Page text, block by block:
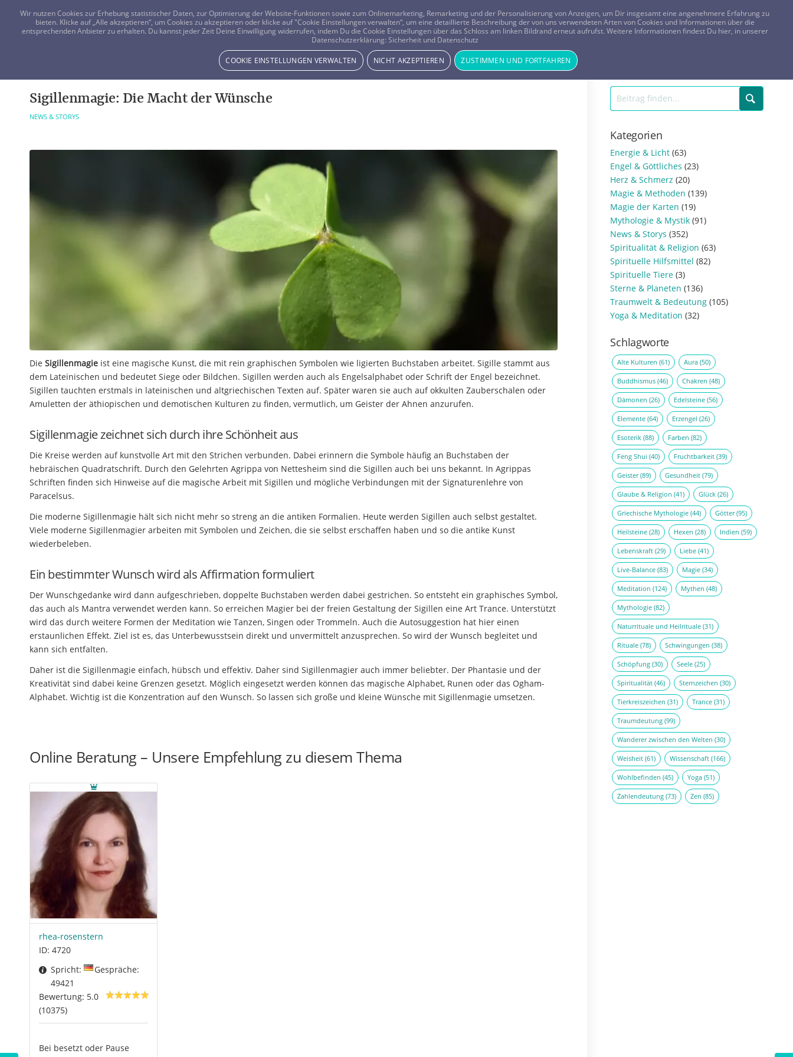
FRAGEN? KOSTENLOS ANRUFEN: 0800-8478266
Beratung Horoskope Tageskarte Magazin ANMELDEN REGISTRIEREN
Sigillenmagie: Die Macht der Wünsche
NEWS & STORYS
Die Sigillenmagie ist eine magische Kunst, die mit rein graphischen Symbolen wie ligierten Buchstaben arbeitet. Sigille stammt aus
dem Lateinischen und bedeutet Siege oder Bildchen. Sigillen werden auch als Engelsalphabet oder Schrift der Engel bezeichnet.
Sigillen tauchten erstmals in lateinischen und altgriechischen Texten auf. Später waren sie auch auf okkulten Zauberschalen oder
Amuletten der äthiopischen und demotischen Kulturen zu finden, vermutlich, um Geister der Ahnen anzurufen.
Sigillenmagie zeichnet sich durch ihre Schönheit aus
Die Kreise werden auf kunstvolle Art mit den Strichen verbunden. Dabei erinnern die Symbole häufig an Buchstaben der
hebräischen Quadratschrift. Durch den Gelehrten Agrippa von Nettesheim sind die Sigillen auch bei uns bekannt. In Agrippas
Schriften finden sich Hinweise auf die magische Arbeit mit Sigillen und mögliche Verbindungen mit der Signaturenlehre von
Paracelsus.
Die moderne Sigillenmagie hält sich nicht mehr so streng an die antiken Formalien. Heute werden Sigillen auch selbst gestaltet.
Viele moderne Sigillenmagier arbeiten mit Symbolen und Zeichen, die sie selbst erschaffen haben und so die antike Kunst
wiederbeleben.
Ein bestimmter Wunsch wird als Affirmation formuliert
Der Wunschgedanke wird dann aufgeschrieben, doppelte Buchstaben werden dabei gestrichen. So entsteht ein graphisches Symbol,
das auch als Mantra verwendet werden kann. So erreichen Magier bei der freien Gestaltung der Sigillen eine Art Trance. Unterstützt
wird das durch weitere Formen der Meditation wie Tanzen, Singen oder Trommeln. Auch die Autosuggestion hat hier einen
erstaunlichen Effekt. Ziel ist es, das Unterbewusstsein direkt und unvermittelt anzusprechen. So wird der Wunsch begleitet und
kann sich entfalten.
Daher ist die Sigillenmagie einfach, hübsch und effektiv. Daher sind Sigillenmagier auch immer beliebter. Der Phantasie und der
Kreativität sind dabei keine Grenzen gesetzt. Möglich eingesetzt werden können das magische Alphabet, Runen oder das Ogham-
Alphabet. Wichtig ist die Konzentration auf den Wunsch. So lassen sich große und kleine Wünsche mit Sigillenmagie umsetzen.
Online Beratung – Unsere Empfehlung zu diesem Thema
rhea-rosenstern
ID: 4720
Spricht:
Gespräche:
49421
Bewertung: 5.0
(10375)
Bei besetzt oder Pause
Kategorien
Energie & Licht (63)
Engel & Göttliches (23)
Herz & Schmerz (20)
Magie & Methoden (139)
Magie der Karten (19)
Mythologie & Mystik (91)
News & Storys (352)
Spiritualität & Religion (63)
Spirituelle Hilfsmittel (82)
Spirituelle Tiere (3)
Sterne & Planeten (136)
Traumwelt & Bedeutung (105)
Yoga & Meditation (32)
Schlagworte
Alte Kulturen (61) Aura (50)
Buddhismus (46) Chakren (48)
Dämonen (26) Edelsteine (56)
Elemente (64) Erzengel (26)
Esoterik (88) Farben (82)
Feng Shui (40) Fruchtbarkeit (39)
Geister(89) Gesundheit (79)
Glaube & Religion (41) Glück (26)
Griechische Mythologie (44) Götter(95)
Heilsteine (28) Hexen (28) Indien (59)
Lebenskraft (29) Liebe (41)
Live-Balance (83) Magie (34)
Meditation (124) Mythen (48)
Mythologie (82)
Naturrituale und Heilrituale (31)
Rituale (78) Schwingungen (38)
Schöpfung (30) Seele (25)
Spiritualität (46) Sternzeichen (30)
Tierkreiszeichen (31) Trance (31)
Traumdeutung (99)
Wanderer zwischen den Welten (30)
Weisheit (61) Wissenschaft (166)
Wohlbefinden (45) Yoga (51)
Zahlendeutung (73) Zen (85)
Wir nutzen Cookies zur Erhebung statistischer Daten, zur Optimierung der Website-Funktionen sowie zum Onlinemarketing, Remarketing und der Personalisierung von Anzeigen, um Dir insgesamt eine angenehmere Erfahrung zu
bieten. Klicke auf „Alle akzeptieren“, um Cookies zu akzeptieren oder klicke auf "Cookie Einstellungen verwalten“, um eine detaillierte Beschreibung der von uns verwendeten Arten von Cookies und Informationen über die
entsprechenden Anbieter zu erhalten. Du kannst jeder Zeit Deine Einwilligung widerrufen, indem Du die Cookie Einstellungen über das Schloss am linken Bildrand erneut aufrufst. Weitere Informationen findest Du hier, in unserer
Datenschutzerklärung: Sicherheit und Datenschutz
COOKIE EINSTELLUNGEN VERWALTEN NICHT AKZEPTIEREN ZUSTIMMEN UND FORTFAHREN